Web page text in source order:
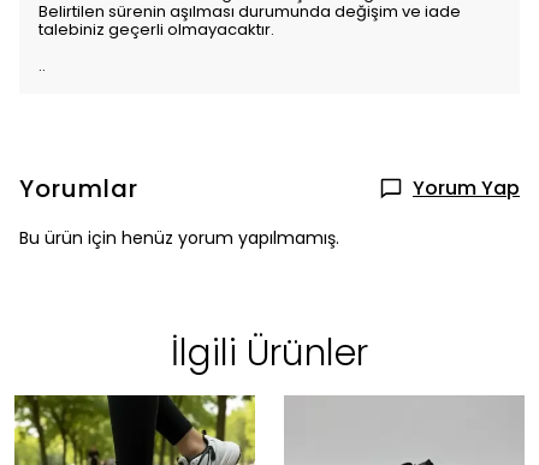
Belirtilen sürenin aşılması durumunda değişim ve iade
talebiniz geçerli olmayacaktır.
..
Yorumlar Yorum Yap
Bu ürün için henüz yorum yapılmamış.
İlgili Ürünler